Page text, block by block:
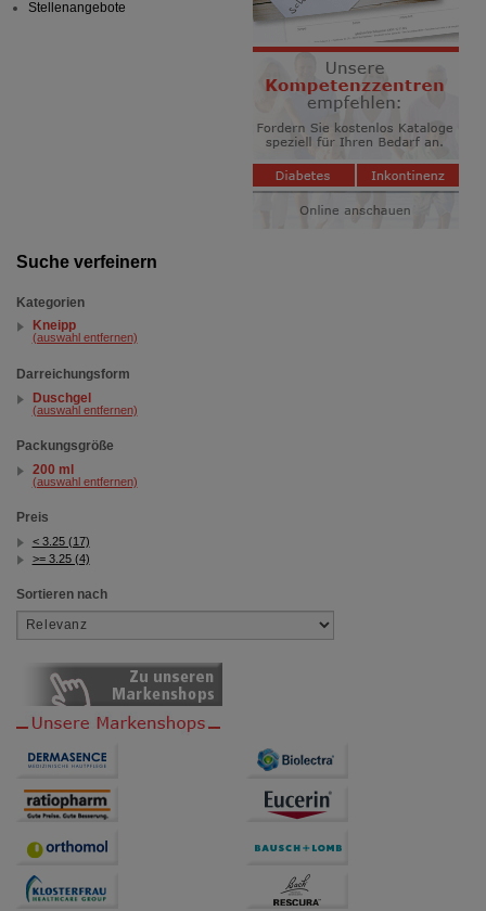
Suche verfeinern
Kategorien
Kneipp
(auswahl entfernen)
Darreichungsform
Duschgel
(auswahl entfernen)
Packungsgröße
200 ml
(auswahl entfernen)
Preis
< 3.25 (17)
>= 3.25 (4)
Sortieren nach
Stellenangebote